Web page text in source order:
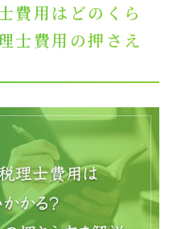
費用はどのくら
士費用の押さえ